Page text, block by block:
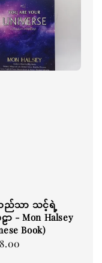
သာ သင့်ရဲ့
ာ - Mon Halsey
Book)